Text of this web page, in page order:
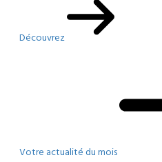
Découvrez
Votre actualité du mois